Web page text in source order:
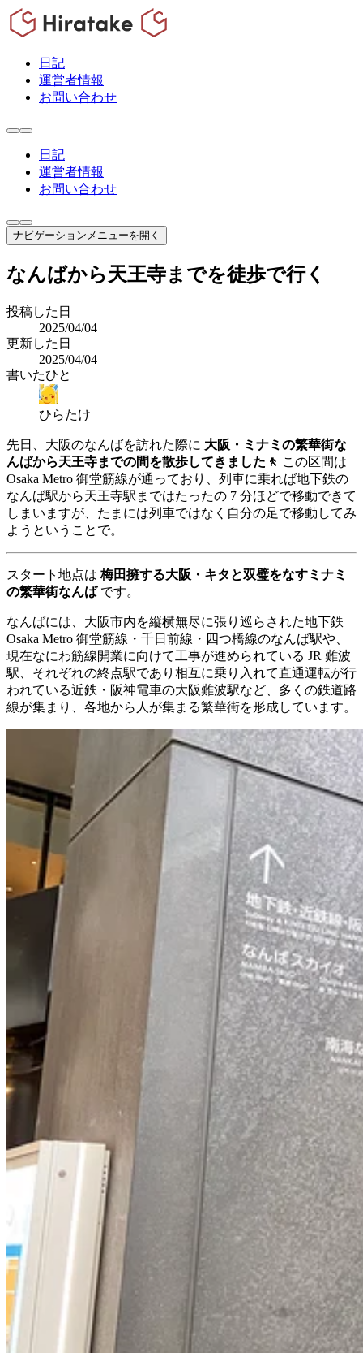
日記
運営者情報
お問い合わせ
日記
運営者情報
お問い合わせ
ナビゲーションメニューを開く
なんばから天王寺までを徒歩で行く
投稿した日
2025/04/04
更新した日
2025/04/04
書いたひと
ひらたけ
先日、大阪のなんばを訪れた際に 大阪・ミナミの繁華街な
んばから天王寺までの間を散歩してきました🚶 この区間は
Osaka Metro 御堂筋線が通っており、列車に乗れば地下鉄の
なんば駅から天王寺駅まではたったの 7 分ほどで移動できて
しまいますが、たまには列車ではなく自分の足で移動してみ
ようということで。
スタート地点は 梅田擁する大阪・キタと双璧をなすミナミ
の繁華街なんばです。
なんばには、大阪市内を縦横無尽に張り巡らされた地下鉄
Osaka Metro 御堂筋線・千日前線・四つ橋線のなんば駅や、
現在なにわ筋線開業に向けて工事が進められている JR 難波
駅、それぞれの終点駅であり相互に乗り入れて直通運転が行
われている近鉄・阪神電車の大阪難波駅など、多くの鉄道路
線が集まり、各地から人が集まる繁華街を形成しています。